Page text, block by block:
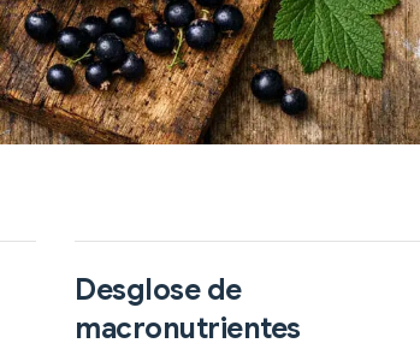
Desglose de
macronutrientes